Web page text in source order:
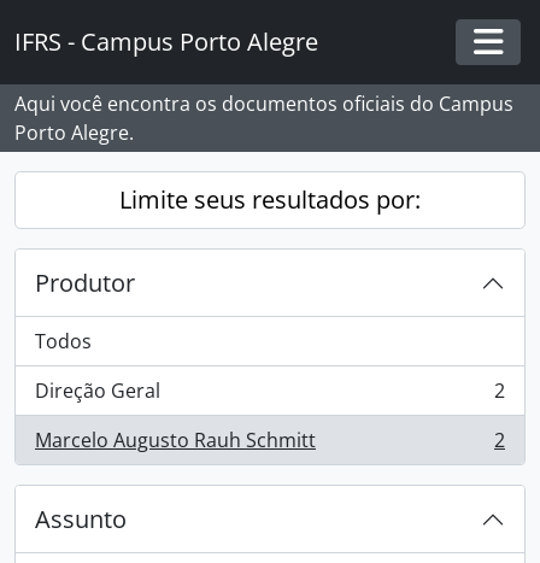
IFRS - Campus Porto Alegre
Aqui você encontra os documentos oficiais do Campus
Porto Alegre.
Limite seus resultados por:
Produtor
Todos
Direção Geral
, 2 resultados
2
Marcelo Augusto Rauh Schmitt
, 2 resultados 2
Assunto